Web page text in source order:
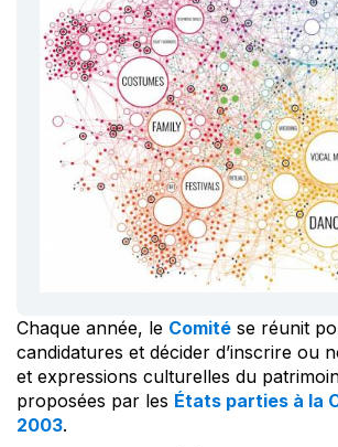
Chaque année, le Comité se réunit
candidatures et décider d’inscrire ou
et expressions culturelles du
proposées par les États parties à la
2003.